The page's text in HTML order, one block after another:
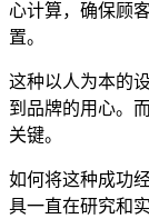
心计算，确保顾
置。
这种以人为本的
到品牌的用心。
关键。
如何将这种成功
具一直在研究和